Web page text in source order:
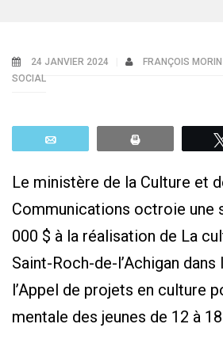
24 JANVIER 2024 FRANÇOIS MORIN
SOCIAL
Le ministère de la Culture et
Communications octroie une
000 $ à la réalisation de La
Saint-Roch-de-l’Achigan dans
l’Appel de projets en culture
mentale des jeunes de 12 à